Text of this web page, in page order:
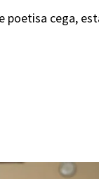
poetisa cega,